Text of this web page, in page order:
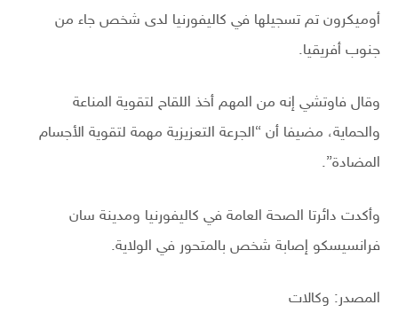
أوميكرون تم تسجيلها في كاليفورنيا لدى شخص جاء من
جنوب أفريقيا.
وقال فاوتشي إنه من المهم أخذ اللقاح لتقوية المناعة
والحماية، مضيفا أن “الجرعة التعزيزية مهمة لتقوية الأجسام
المضادة”.
وأكدت دائرتا الصحة العامة في كاليفورنيا ومدينة سان
فرانسيسكو إصابة شخص بالمتحور في الولاية.
المصدر: وكالات